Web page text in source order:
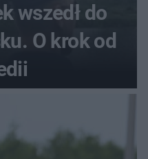
wszedł do
O krok od